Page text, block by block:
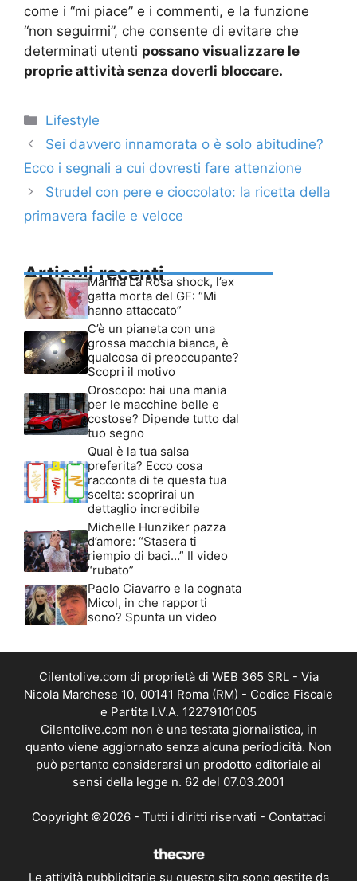
come i “mi piace” e i commenti, e la funzione
“non seguirmi”, che consente di evitare che
determinati utenti possano visualizzare le
proprie attività senza doverli bloccare.
Categorie
Lifestyle
Sei davvero innamorata o è solo abitudine?
Ecco i segnali a cui dovresti fare attenzione
Strudel con pere e cioccolato: la ricetta della
primavera facile e veloce
Articoli recenti
Marina La Rosa shock, l’ex
gatta morta del GF: “Mi
hanno attaccato”
C’è un pianeta con una
grossa macchia bianca, è
qualcosa di preoccupante?
Scopri il motivo
Oroscopo: hai una mania
per le macchine belle e
costose? Dipende tutto dal
tuo segno
Qual è la tua salsa
preferita? Ecco cosa
racconta di te questa tua
scelta: scoprirai un
dettaglio incredibile
Michelle Hunziker pazza
d’amore: “Stasera ti
riempio di baci…” Il video
“rubato”
Paolo Ciavarro e la cognata
Micol, in che rapporti
sono? Spunta un video
Cilentolive.com di proprietà di WEB 365 SRL - Via
Nicola Marchese 10, 00141 Roma (RM) - Codice Fiscale
e Partita I.V.A. 12279101005
Cilentolive.com non è una testata giornalistica, in
quanto viene aggiornato senza alcuna periodicità. Non
può pertanto considerarsi un prodotto editoriale ai
sensi della legge n. 62 del 07.03.2001
Copyright ©2026 - Tutti i diritti riservati - Contattaci
Le attività pubblicitarie su questo sito sono gestite da